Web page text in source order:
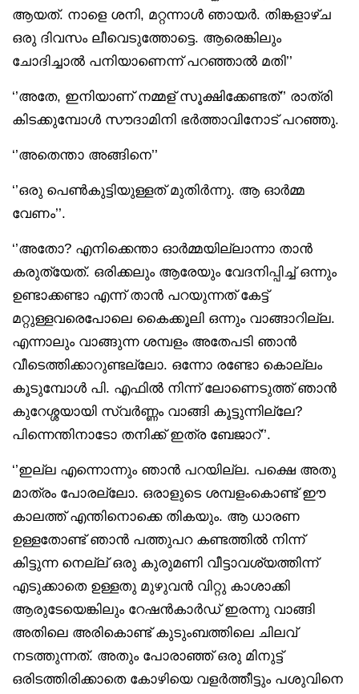
ആയത്. നാളെ ശനി, മറ്റന്നാൾ ഞായർ. തിങ്കളാഴ്ച
ഒരു ദിവസം ലീവെടുത്തോട്ടെ. ആരെങ്കിലും
ചോദിച്ചാൽ പനിയാണെന്ന് പറഞ്ഞാൽ മതി’’
‘’അതേ, ഇനിയാണ് നമ്മള് സൂക്ഷിക്കേണ്ടത്’’ രാത്രി
കിടക്കുമ്പോൾ സൗദാമിനി ഭർത്താവിനോട് പറഞ്ഞു.
‘’അതെന്താ അങ്ങിനെ’’
‘’ഒരു പെൺകുട്ടിയുള്ളത് മുതിർന്നു. ആ ഓർമ്മ
വേണം’’.
‘’അതോ? എനിക്കെന്താ ഓർമ്മയില്ലാന്നാ താൻ
കരുത്യേത്. ഒരിക്കലും ആരേയും വേദനിപ്പിച്ച് ഒന്നും
ഉണ്ടാക്കണ്ടാ എന്ന് താൻ പറയുന്നത് കേട്ട്
മറ്റുള്ളവരെപോലെ കൈക്കൂലി ഒന്നും വാങ്ങാറില്ല.
എന്നാലും വാങ്ങുന്ന ശമ്പളം അതേപടി ഞാൻ
വീടെത്തിക്കാറുണ്ടല്ലോ. ഒന്നോ രണ്ടോ കൊല്ലം
കൂടുമ്പോൾ പി. എഫിൽ നിന്ന് ലോണെടുത്ത് ഞാൻ
കുറേശ്ശയായി സ്വർണ്ണം വാങ്ങി കൂട്ടുന്നില്ലേ?
പിന്നെന്തിനാടോ തനിക്ക് ഇത്ര ബേജാറ്’’.
‘’ഇല്ല എന്നൊന്നും ഞാൻ പറയില്ല. പക്ഷെ അതു
മാത്രം പോരല്ലോ. ഒരാളുടെ ശമ്പളംകൊണ്ട് ഈ
കാലത്ത് എന്തിനൊക്കെ തികയും. ആ ധാരണ
ഉള്ളതോണ്ട് ഞാൻ പത്തുപറ കണ്ടത്തിൽ നിന്ന്
കിട്ടുന്ന നെല്ല് ഒരു കുരുമണി വീട്ടാവശ്യത്തിന്ന്
എടുക്കാതെ ഉള്ളതു മുഴുവൻ വിറ്റു കാശാക്കി
ആരുടേയെങ്കിലും റേഷൻകാർഡ് ഇരന്നു വാങ്ങി
അതിലെ അരികൊണ്ട് കുടുംബത്തിലെ ചിലവ്
നടത്തുന്നത്. അതും പോരാഞ്ഞ് ഒരു മിനുട്ട്
ഒരിടത്തിരിക്കാതെ കോഴിയെ വളർത്തീട്ടും പശുവിനെ